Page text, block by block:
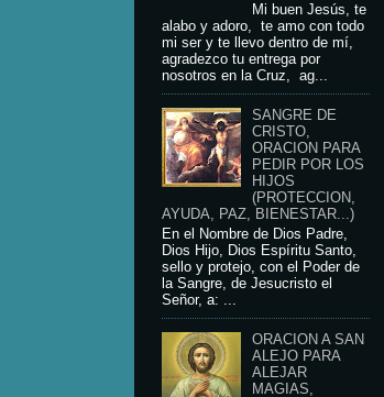
Mi buen Jesús, te
alabo y adoro, te amo con todo
mi ser y te llevo dentro de mí,
agradezco tu entrega por
nosotros en la Cruz, ag...
SANGRE DE
CRISTO,
ORACION PARA
PEDIR POR LOS
HIJOS
(PROTECCION,
AYUDA, PAZ, BIENESTAR...)
En el Nombre de Dios Padre,
Dios Hijo, Dios Espíritu Santo,
sello y protejo, con el Poder de
la Sangre, de Jesucristo el
Señor, a: ...
ORACION A SAN
ALEJO PARA
ALEJAR
MAGIAS,